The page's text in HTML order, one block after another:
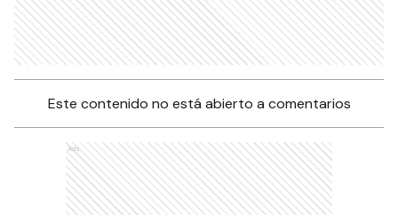
Este contenido no está abierto a comentarios
Ads